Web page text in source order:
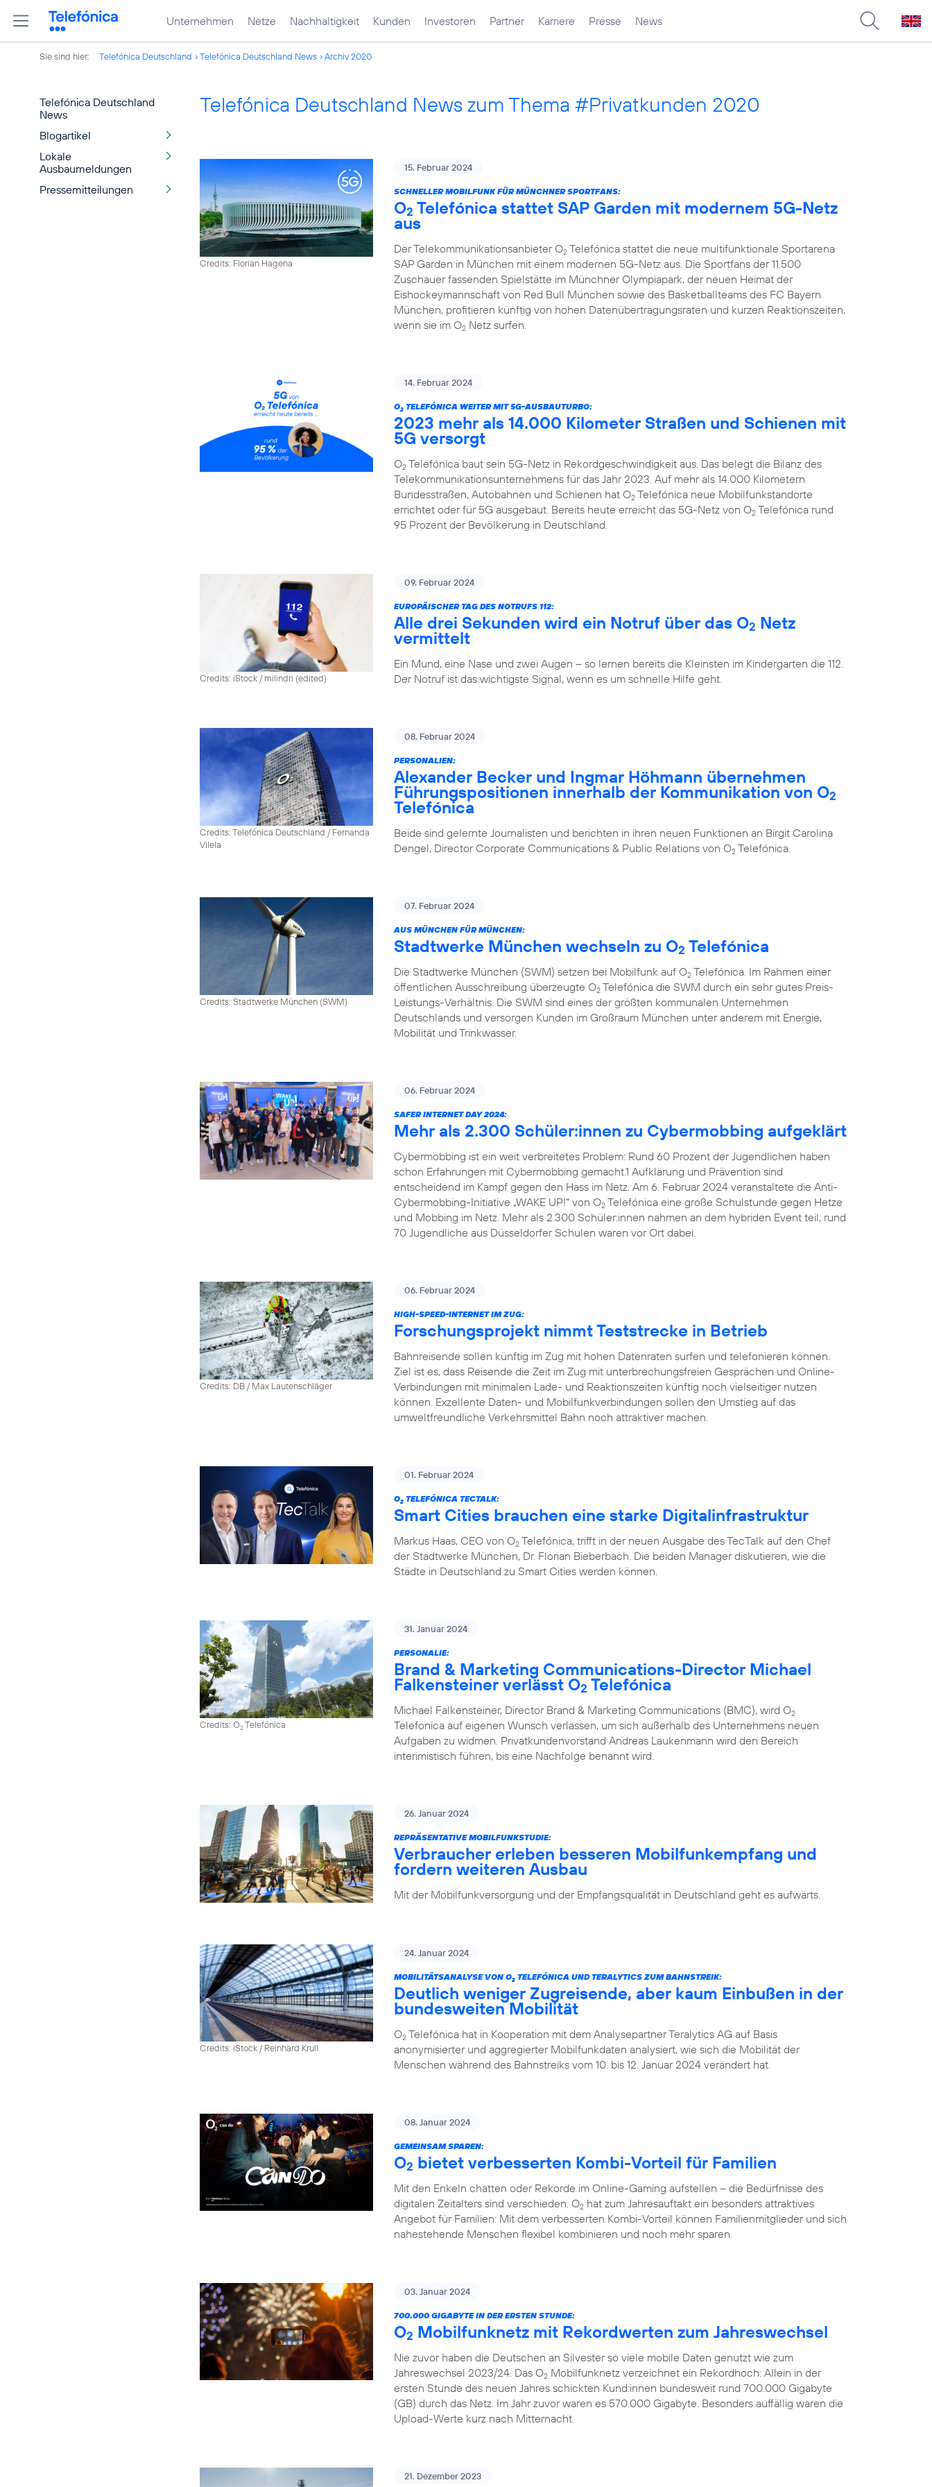
Unternehmen Netze Nachhaltigkeit Kunden Investoren Partner Karriere Presse News
Sie sind hier: Telefónica Deutschland Telefónica Deutschland News Archiv 2020
Telefónica Deutschland
News
Blogartikel
Lokale
Ausbaumeldungen
Pressemitteilungen
Telefónica Deutschland News zum Thema #Privatkunden 2020
Credits: Florian Hagena
15. Februar 2024
SCHNELLER MOBILFUNK FÜR MÜNCHNER SPORTFANS:
O2 Telefónica stattet SAP Garden mit modernem 5G-Netz
aus
Der Telekommunikationsanbieter O2 Telefónica stattet die neue multifunktionale Sportarena
SAP Garden in München mit einem modernen 5G-Netz aus. Die Sportfans der 11.500
Zuschauer fassenden Spielstätte im Münchner Olympiapark, der neuen Heimat der
Eishockeymannschaft von Red Bull München sowie des Basketballteams des FC Bayern
München, profitieren künftig von hohen Datenübertragungsraten und kurzen Reaktionszeiten,
wenn sie im O2 Netz surfen.
14. Februar 2024
O2 TELEFÓNICA WEITER MIT 5G-AUSBAUTURBO:
2023 mehr als 14.000 Kilometer Straßen und Schienen mit
5G versorgt
O2 Telefónica baut sein 5G-Netz in Rekordgeschwindigkeit aus. Das belegt die Bilanz des
Telekommunikationsunternehmens für das Jahr 2023. Auf mehr als 14.000 Kilometern
Bundesstraßen, Autobahnen und Schienen hat O2 Telefónica neue Mobilfunkstandorte
errichtet oder für 5G ausgebaut. Bereits heute erreicht das 5G-Netz von O2 Telefónica rund
95 Prozent der Bevölkerung in Deutschland.
Credits: iStock / milindri (edited)
09. Februar 2024
EUROPÄISCHER TAG DES NOTRUFS 112:
Alle drei Sekunden wird ein Notruf über das O2 Netz
vermittelt
Ein Mund, eine Nase und zwei Augen – so lernen bereits die Kleinsten im Kindergarten die 112.
Der Notruf ist das wichtigste Signal, wenn es um schnelle Hilfe geht.
Credits: Telefónica Deutschland / Fernanda
Vilela
08. Februar 2024
PERSONALIEN:
Alexander Becker und Ingmar Höhmann übernehmen
Führungspositionen innerhalb der Kommunikation von O2
Telefónica
Beide sind gelernte Journalisten und berichten in ihren neuen Funktionen an Birgit Carolina
Dengel, Director Corporate Communications & Public Relations von O2 Telefónica.
Credits: Stadtwerke München (SWM)
07. Februar 2024
AUS MÜNCHEN FÜR MÜNCHEN:
Stadtwerke München wechseln zu O2 Telefónica
Die Stadtwerke München (SWM) setzen bei Mobilfunk auf O2 Telefónica. Im Rahmen einer
öffentlichen Ausschreibung überzeugte O2 Telefónica die SWM durch ein sehr gutes Preis-
Leistungs-Verhältnis. Die SWM sind eines der größten kommunalen Unternehmen
Deutschlands und versorgen Kunden im Großraum München unter anderem mit Energie,
Mobilität und Trinkwasser.
06. Februar 2024
SAFER INTERNET DAY 2024:
Mehr als 2.300 Schüler:innen zu Cybermobbing aufgeklärt
Cybermobbing ist ein weit verbreitetes Problem: Rund 60 Prozent der Jugendlichen haben
schon Erfahrungen mit Cybermobbing gemacht.1 Aufklärung und Prävention sind
entscheidend im Kampf gegen den Hass im Netz. Am 6. Februar 2024 veranstaltete die Anti-
Cybermobbing-Initiative „WAKE UP!“ von O2 Telefónica eine große Schulstunde gegen Hetze
und Mobbing im Netz. Mehr als 2.300 Schüler:innen nahmen an dem hybriden Event teil; rund
70 Jugendliche aus Düsseldorfer Schulen waren vor Ort dabei.
Credits: DB / Max Lautenschläger
06. Februar 2024
HIGH-SPEED-INTERNET IM ZUG:
Forschungsprojekt nimmt Teststrecke in Betrieb
Bahnreisende sollen künftig im Zug mit hohen Datenraten surfen und telefonieren können.
Ziel ist es, dass Reisende die Zeit im Zug mit unterbrechungsfreien Gesprächen und Online-
Verbindungen mit minimalen Lade- und Reaktionszeiten künftig noch vielseitiger nutzen
können. Exzellente Daten- und Mobilfunkverbindungen sollen den Umstieg auf das
umweltfreundliche Verkehrsmittel Bahn noch attraktiver machen.
01. Februar 2024
O2 TELEFÓNICA TECTALK:
Smart Cities brauchen eine starke Digitalinfrastruktur
Markus Haas, CEO von O2 Telefónica, trifft in der neuen Ausgabe des TecTalk auf den Chef
der Stadtwerke München, Dr. Florian Bieberbach. Die beiden Manager diskutieren, wie die
Städte in Deutschland zu Smart Cities werden können.
Credits: O2Telefónica
31. Januar 2024
PERSONALIE:
Brand & Marketing Communications-Director Michael
Falkensteiner verlässt O2 Telefónica
Michael Falkensteiner, Director Brand & Marketing Communications (BMC), wird O2
Telefonica auf eigenen Wunsch verlassen, um sich außerhalb des Unternehmens neuen
Aufgaben zu widmen. Privatkundenvorstand Andreas Laukenmann wird den Bereich
interimistisch führen, bis eine Nachfolge benannt wird.
26. Januar 2024
REPRÄSENTATIVE MOBILFUNKSTUDIE:
Verbraucher erleben besseren Mobilfunkempfang und
fordern weiteren Ausbau
Mit der Mobilfunkversorgung und der Empfangsqualität in Deutschland geht es aufwärts.
Credits: iStock / Reinhard Krull
24. Januar 2024
MOBILITÄTSANALYSE VON O2 TELEFÓNICA UND TERALYTICS ZUM BAHNSTREIK:
Deutlich weniger Zugreisende, aber kaum Einbußen in der
bundesweiten Mobilität
O2 Telefónica hat in Kooperation mit dem Analysepartner Teralytics AG auf Basis
anonymisierter und aggregierter Mobilfunkdaten analysiert, wie sich die Mobilität der
Menschen während des Bahnstreiks vom 10. bis 12. Januar 2024 verändert hat.
08. Januar 2024
GEMEINSAM SPAREN:
O2 bietet verbesserten Kombi-Vorteil für Familien
Mit den Enkeln chatten oder Rekorde im Online-Gaming aufstellen – die Bedürfnisse des
digitalen Zeitalters sind verschieden. O2 hat zum Jahresauftakt ein besonders attraktives
Angebot für Familien: Mit dem verbesserten Kombi-Vorteil können Familienmitglieder und sich
nahestehende Menschen flexibel kombinieren und noch mehr sparen.
03. Januar 2024
700.000 GIGABYTE IN DER ERSTEN STUNDE:
O2 Mobilfunknetz mit Rekordwerten zum Jahreswechsel
Nie zuvor haben die Deutschen an Silvester so viele mobile Daten genutzt wie zum
Jahreswechsel 2023/24. Das O2 Mobilfunknetz verzeichnet ein Rekordhoch: Allein in der
ersten Stunde des neuen Jahres schickten Kund:innen bundesweit rund 700.000 Gigabyte
(GB) durch das Netz. Im Jahr zuvor waren es 570.000 Gigabyte. Besonders auffällig waren die
Upload-Werte kurz nach Mitternacht.
21. Dezember 2023